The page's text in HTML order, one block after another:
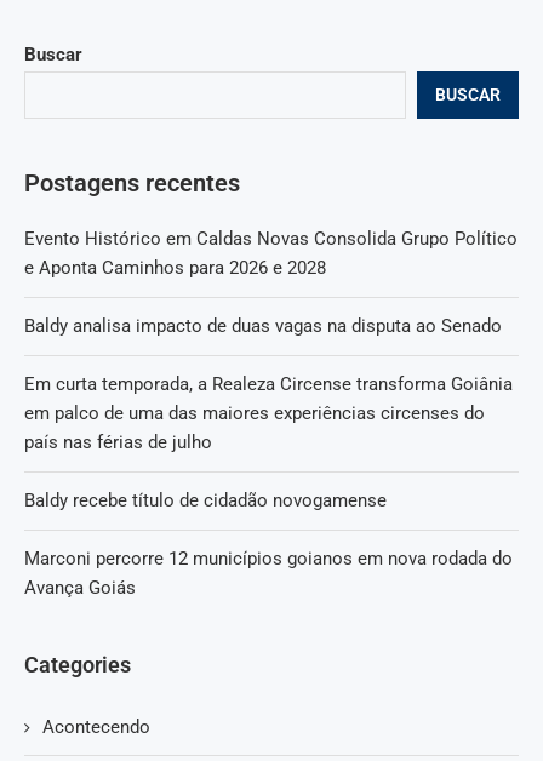
Buscar
BUSCAR
Postagens recentes
Evento Histórico em Caldas Novas Consolida Grupo Político
e Aponta Caminhos para 2026 e 2028
Baldy analisa impacto de duas vagas na disputa ao Senado
Em curta temporada, a Realeza Circense transforma Goiânia
em palco de uma das maiores experiências circenses do
país nas férias de julho
Baldy recebe título de cidadão novogamense
Marconi percorre 12 municípios goianos em nova rodada do
Avança Goiás
Categories
Acontecendo